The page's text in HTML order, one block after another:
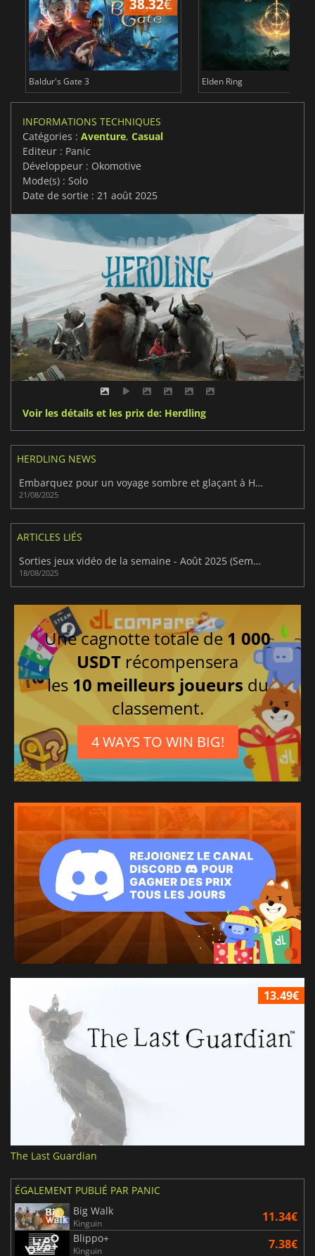
38.32€
Baldur's Gate 3 Elden Ring
INFORMATIONS TECHNIQUES
Catégories : Aventure, Casual
Editeur : Panic
Développeur : Okomotive
Mode(s) : Solo
Date de sortie : 21 août 2025
Voir les détails et les prix de: Herdling
HERDLING NEWS
Embarquez pour un voyage sombre et glaçant à Herdling
21/08/2025
ARTICLES LIÉS
Sorties jeux vidéo de la semaine - Août 2025 (Semaine 34)
18/08/2025
Une cagnotte totale de 1 000
USDT récompensera
les 10 meilleurs joueurs du
classement.
4 WAYS TO WIN BIG!
13.49€
The Last Guardian
ÉGALEMENT PUBLIÉ PAR PANIC
Big Walk
Kinguin 11.34€
Blippo+
Kinguin 7.38€